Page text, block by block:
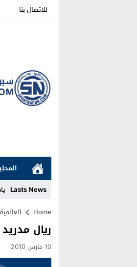
للاتصال بنا
Lasts News
Home العالمية
ريال
10 مارس 2010